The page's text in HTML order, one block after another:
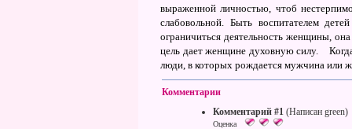
выраженной личностью, чтоб
слабовольной. Быть воспитателем
ограничиться деятельность женщины,
цель дает женщине духовную силу.
люди, в которых рождается мужчина или
Комментарии
Комментарий #1 (Написан green)
Оценка